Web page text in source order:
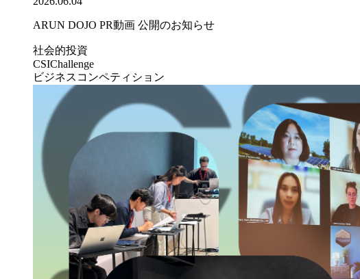
ARUN DOJO PR動画 公開のお知らせ
社会的投資
CSIChallenge
ビジネスコンペティション